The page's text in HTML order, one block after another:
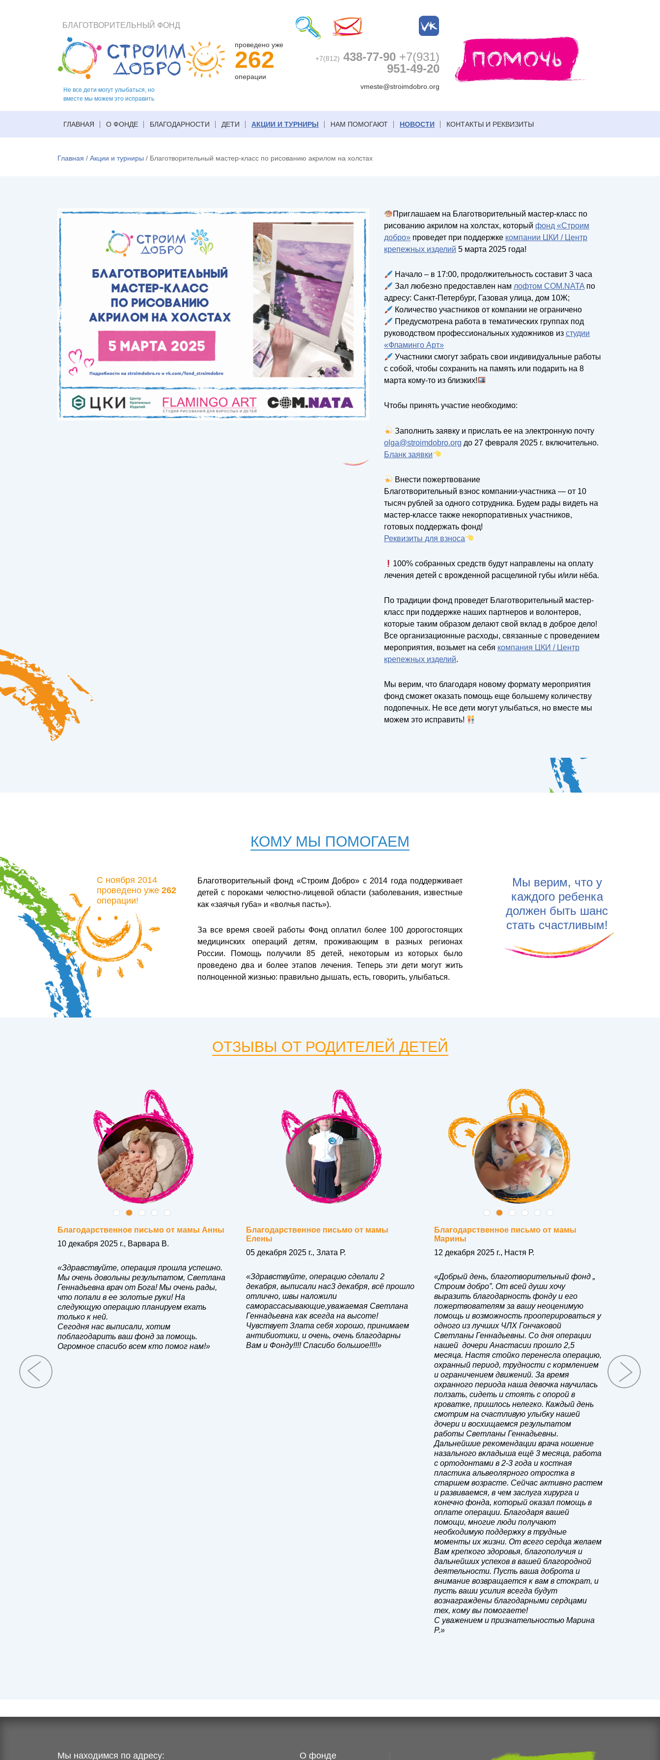
БЛАГОТВОРИТЕЛЬНЫЙ ФОНД
Не все дети могут улыбаться, но
вместе мы можем это исправить
проведено уже
262
операции
+7(812) 438-77-90 +7(931)
951-49-20
vmeste@stroimdobro.org
ГЛАВНАЯ О ФОНДЕ БЛАГОДАРНОСТИ ДЕТИ АКЦИИ И ТУРНИРЫ НАМ ПОМОГАЮТ НОВОСТИ КОНТАКТЫ И РЕКВИЗИТЫ
Главная / Акции и турниры / Благотворительный мастер-класс по рисованию акрилом на холстах
Приглашаем на Благотворительный мастер-класс по
рисованию акрилом на холстах, который фонд «Строим
добро» проведет при поддержке компании ЦКИ / Центр
крепежных изделий 5 марта 2025 года!
Начало – в 17:00, продолжительность составит 3 часа
Зал любезно предоставлен нам лофтом COM.NATA по
адресу: Санкт-Петербург, Газовая улица, дом 10Ж;
Количество участников от компании не ограничено
Предусмотрена работа в тематических группах под
руководством профессиональных художников из студии
«Фламинго Арт»
Участники смогут забрать свои индивидуальные работы
с собой, чтобы сохранить на память или подарить на 8
марта кому-то из близких!
Чтобы принять участие необходимо:
Заполнить заявку и прислать ее на электронную почту
olga@stroimdobro.org до 27 февраля 2025 г. включительно.
Бланк заявки
Внести пожертвование
Благотворительный взнос компании-участника — от 10
тысяч рублей за одного сотрудника. Будем рады видеть на
мастер-классе также некорпоративных участников,
готовых поддержать фонд!
Реквизиты для взноса
100% собранных средств будут направлены на оплату
лечения детей с врожденной расщелиной губы и/или нёба.
По традиции фонд проведет Благотворительный мастер-
класс при поддержке наших партнеров и волонтеров,
которые таким образом делают свой вклад в доброе дело!
Все организационные расходы, связанные с проведением
мероприятия, возьмет на себя компания ЦКИ / Центр
крепежных изделий.
Мы верим, что благодаря новому формату мероприятия
фонд сможет оказать помощь еще большему количеству
подопечных. Не все дети могут улыбаться, но вместе мы
можем это исправить!
КОМУ МЫ ПОМОГАЕМ
С ноября 2014
проведено уже 262
операции!
Благотворительный фонд «Строим Добро» с 2014 года поддерживает
детей с пороками челюстно-лицевой области (заболевания, известные
как «заячья губа» и «волчья пасть»).
За все время своей работы Фонд оплатил более 100 дорогостоящих
медицинских операций детям, проживающим в разных регионах
России. Помощь получили 85 детей, некоторым из которых было
проведено два и более этапов лечения. Теперь эти дети могут жить
полноценной жизнью: правильно дышать, есть, говорить, улыбаться.
Мы верим, что у
каждого ребенка
должен быть шанс
стать счастливым!
ОТЗЫВЫ ОТ РОДИТЕЛЕЙ ДЕТЕЙ
»
Благодарственное письмо от мамы Анны
10 декабря 2025 г., Варвара В.
«Здравствуйте, операция прошла успешно.
Мы очень довольны результатом, Светлана
Геннадьевна врач от Бога! Мы очень рады,
что попали в ее золотые руки! На
следующую операцию планируем ехать
только к ней.
Сегодня нас выписали, хотим
поблагодарить ваш фонд за помощь.
Огромное спасибо всем кто помог нам!»
Благодарственное письмо от мамы
Елены
05 декабря 2025 г., Злата Р.
«Здравствуйте, операцию сделали 2
декабря, выписали нас3 декабря, всё прошло
отлично, швы наложили
саморассасывающие,уважаемая Светлана
Геннадьевна как всегда на высоте!
Чувствует Злата себя хорошо, принимаем
антибиотики, и очень, очень благодарны
Вам и Фонду!!!! Спасибо большое!!!!»
Благодарственное письмо от мамы
Марины
12 декабря 2025 г., Настя Р.
«Добрый день, благотворительный фонд „
Строим добро”. От всей души хочу
выразить благодарность фонду и его
пожертвователям за вашу неоценимую
помощь и возможность прооперироваться у
одного из лучших ЧЛХ Гончаковой
Светланы Геннадьевны. Со дня операции
нашей дочери Анастасии прошло 2,5
месяца. Настя стойко перенесла операцию,
охранный период, трудности с кормлением
и ограничением движений. За время
охранного периода наша девочка научилась
ползать, сидеть и стоять с опорой в
кроватке, пришлось нелегко. Каждый день
смотрим на счастливую улыбку нашей
дочери и восхищаемся результатом
работы Светланы Геннадьевны.
Дальнейшие рекомендации врача ношение
назального вкладыша ещё 3 месяца, работа
с ортодонтами в 2-3 года и костная
пластика альвеолярного отростка в
старшем возрасте. Сейчас активно растем
и развиваемся, в чем заслуга хирурга и
конечно фонда, который оказал помощь в
оплате операции. Благодаря вашей
помощи, многие люди получают
необходимую поддержку в трудные
моменты их жизни. От всего сердца желаем
Вам крепкого здоровья, благополучия и
дальнейших успехов в вашей благородной
деятельности. Пусть ваша доброта и
внимание возвращается к вам в стократ, и
пусть ваши усилия всегда будут
вознаграждены благодарными сердцами
тех, кому вы помогаете!
С уважением и признательностью Марина
Р.»
крепкого
С
Мы находимся по адресу: О фонде